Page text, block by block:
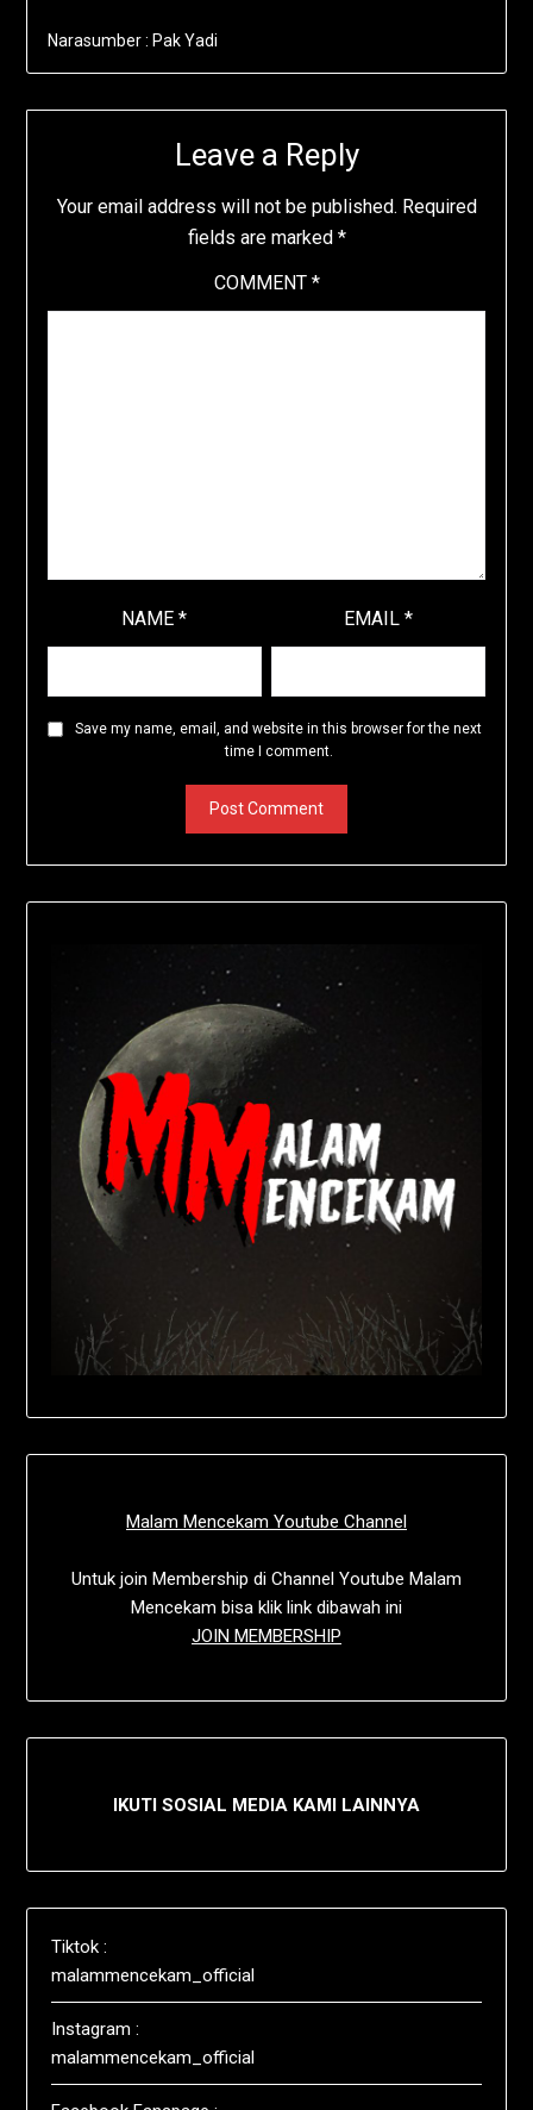
Narasumber : Pak Yadi
Leave a Reply
Your email address will not be published. Required
fields are marked *
COMMENT *
NAME* EMAIL*
Save my name, email, and website in this browser for the next
time I comment.
Malam Mencekam Youtube Channel
Untuk join Membership di Channel Youtube Malam
Mencekam bisa klik link dibawah ini
JOIN MEMBERSHIP
IKUTI SOSIAL MEDIA KAMI LAINNYA
Tiktok :
malammencekam_official
Instagram :
malammencekam_official